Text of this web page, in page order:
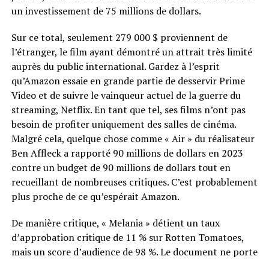
un investissement de 75 millions de dollars.
Sur ce total, seulement 279 000 $ proviennent de
l’étranger, le film ayant démontré un attrait très limité
auprès du public international. Gardez à l’esprit
qu’Amazon essaie en grande partie de desservir Prime
Video et de suivre le vainqueur actuel de la guerre du
streaming, Netflix. En tant que tel, ses films n’ont pas
besoin de profiter uniquement des salles de cinéma.
Malgré cela, quelque chose comme « Air » du réalisateur
Ben Affleck a rapporté 90 millions de dollars en 2023
contre un budget de 90 millions de dollars tout en
recueillant de nombreuses critiques. C’est probablement
plus proche de ce qu’espérait Amazon.
De manière critique, « Melania » détient un taux
d’approbation critique de 11 % sur Rotten Tomatoes,
mais un score d’audience de 98 %. Le document ne porte